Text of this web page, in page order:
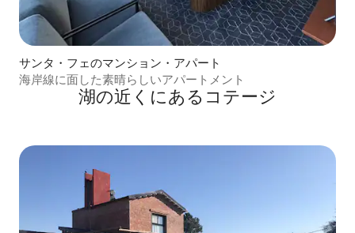
サンタ・フェのマンション・アパート
海岸線に面した素晴らしいアパートメント
湖の近くにあるコテージ